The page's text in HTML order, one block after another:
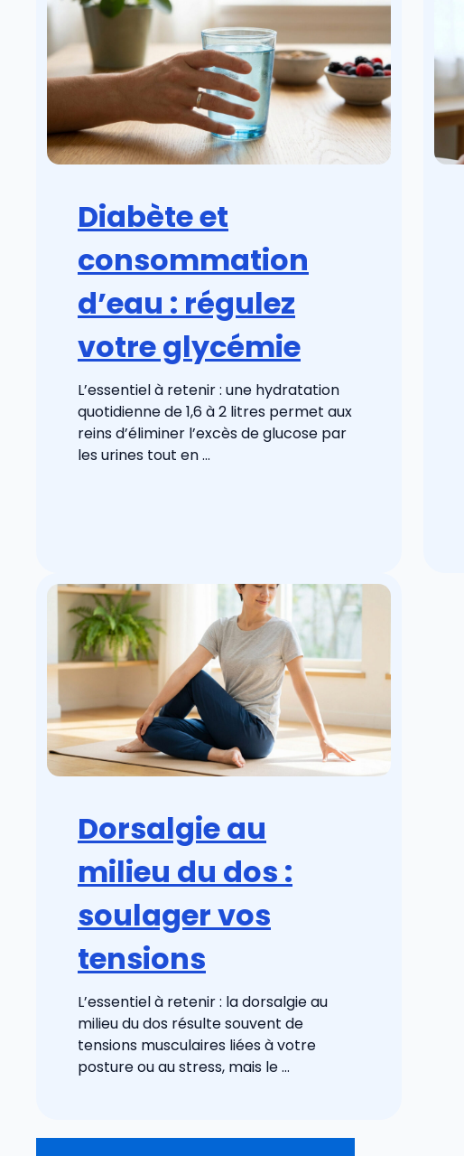
Diabète et
consommation
d’eau : régulez
votre glycémie
L’essentiel à retenir : une hydratation
quotidienne de 1,6 à 2 litres permet aux
reins d’éliminer l’excès de glucose par
les urines tout en ...
Dorsalgie au
milieu du dos :
soulager vos
tensions
L’essentiel à retenir : la dorsalgie au
milieu du dos résulte souvent de
tensions musculaires liées à votre
posture ou au stress, mais le ...